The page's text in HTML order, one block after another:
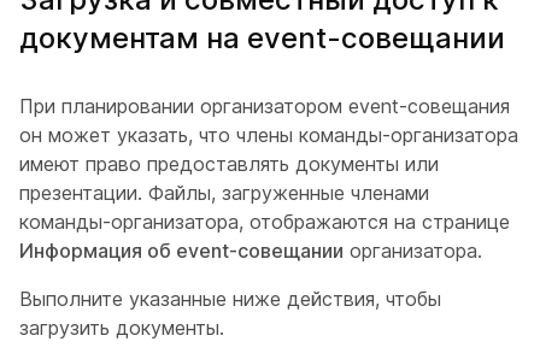
документам на event-совещании
При планировании организатором event-совещания
он может указать, что члены команды-организатора
имеют право предоставлять документы или
презентации. Файлы, загруженные членами
команды-организатора, отображаются на странице
Информация об event-совещании организатора.
Выполните указанные ниже действия, чтобы
загрузить документы.